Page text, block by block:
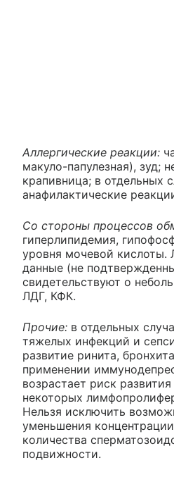
Аллергические реакции:
макуло-папулезная), зуд;
крапивница; в отдельных
анафилактические
Со стороны процессов
гиперлипидемия,
уровня мочевой кислоты.
данные (не
свидетельствуют о
ЛДГ, КФК.
Прочие: в отдельных
тяжелых инфекций и
развитие ринита,
применении
возрастает риск
некоторых
Нельзя исключить
уменьшения
количества
подвижности.